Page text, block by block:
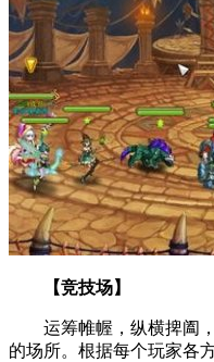
【竞技场】
运筹帷幄，纵横捭阖，
的场所。根据每个玩家各